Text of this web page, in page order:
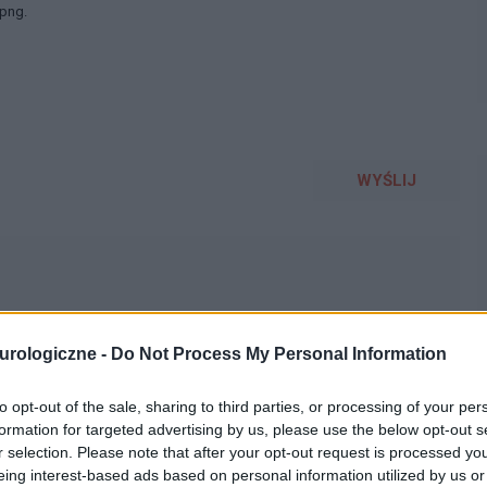
- Do Not Process My Personal Information
opt-out of the sale, sharing to third parties, or processing of your
for targeted advertising by us, please use the below opt-out
selection. Please note that after your opt-out request is processed
interest-based ads based on personal information utilized by us
WYŚLIJ
temu dowiedziałam się że mam Parkinsona :-
nie wiem jak sobie poradzę....w środę idę do
Nie chcę być od nikogo zależna, ale taki będzie
z tym nie radzę